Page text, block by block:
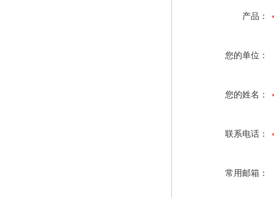
产品：
您的单位：
您的姓名：
联系电话：
常用邮箱：